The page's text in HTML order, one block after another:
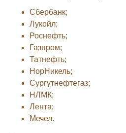
Сбербанк;
Лукойл;
Роснефть;
Газпром;
Татнефть;
НорНикель;
Сургутнефтегаз;
НЛМК;
Лента;
Мечел.